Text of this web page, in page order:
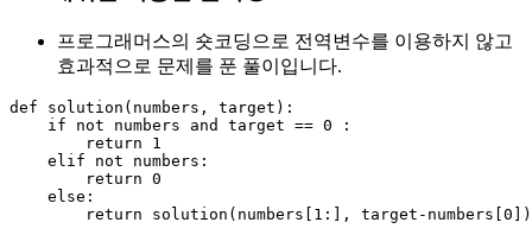
프로그래머스의 숏코딩으로 전역변수를 이용하지 않고
효과적으로 문제를 푼 풀이입니다.
def solution ( numbers , target ):
if
not numbers and target == 0
:
return
1
elif
not numbers :
return 0
else :
return
solution ( numbers 1 :], target - numbers 0 ])